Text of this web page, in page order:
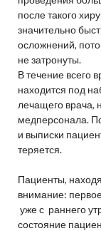
после такого
значительно
осложнений,
не затронуты.
В течение всего
находится под
лечащего врача,
медперсонала.
и выписки
теряется.
Пациенты,
внимание:
уже с раннего
состояние